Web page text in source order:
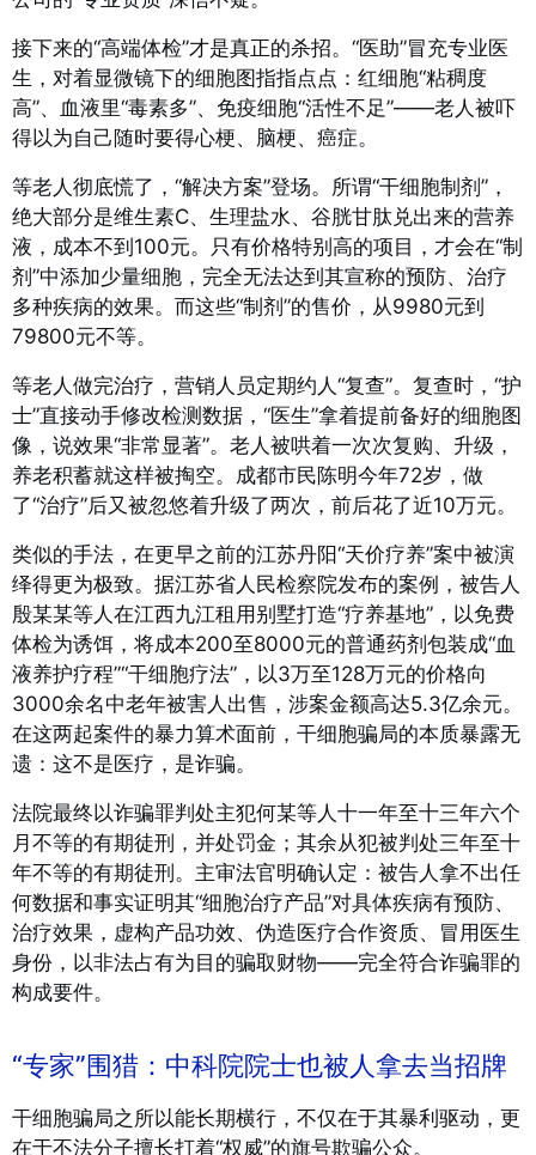
接下来的“高端体检”才是真正的杀招。“医助”冒充专业医
生，对着显微镜下的细胞图指指点点：红细胞“粘稠度
高”、血液里“毒素多”、免疫细胞“活性不足”——老人被吓
得以为自己随时要得心梗、脑梗、癌症。
等老人彻底慌了，“解决方案”登场。所谓“干细胞制剂”，
绝大部分是维生素C、生理盐水、谷胱甘肽兑出来的营养
液，成本不到100元。只有价格特别高的项目，才会在“制
剂”中添加少量细胞，完全无法达到其宣称的预防、治疗
多种疾病的效果。 而这些“制剂”的售价，从9980元到
79800元不等。
等老人做完治疗，营销人员定期约人“复查”。复查时，“护
士”直接动手修改检测数据，“医生”拿着提前备好的细胞图
像，说效果“非常显著”。老人被哄着一次次复购、升级，
养老积蓄就这样被掏空。成都市民陈明今年72岁，做
了“治疗”后又被忽悠着升级了两次，前后花了近10万元。
类似的手法，在更早之前的江苏丹阳“天价疗养”案中被演
绎得更为极致。据江苏省人民检察院发布的案例，被告人
殷某某等人在江西九江租用别墅打造“疗养基地”，以免费
体检为诱饵，将成本200至8000元的普通药剂包装成“血
液养护疗程”“干细胞疗法”，以3万至128万元的价格向
3000余名中老年被害人出售，涉案金额高达5.3亿余元。
在这两起案件的暴力算术面前，干细胞骗局的本质暴露无
遗：这不是医疗，是诈骗。
法院最终以诈骗罪判处主犯何某等人十一年至十三年六个
月不等的有期徒刑，并处罚金；其余从犯被判处三年至十
年不等的有期徒刑。 主审法官明确认定：被告人拿不出任
何数据和事实证明其“细胞治疗产品”对具体疾病有预防、
治疗效果，虚构产品功效、伪造医疗合作资质、冒用医生
身份，以非法占有为目的骗取财物——完全符合诈骗罪的
构成要件。
“专家”围猎：中科院院士也被人拿去当招牌
干细胞骗局之所以能长期横行，不仅在于其暴利驱动，更
在于不法分子擅长打着“权威”的旗号欺骗公众。